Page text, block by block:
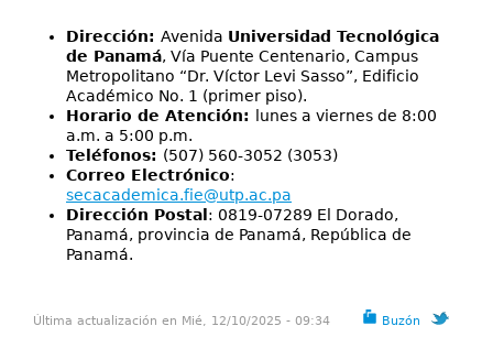
Dirección: Avenida Universidad Tecnológica
de Panamá, Vía Puente Centenario, Campus
Metropolitano “Dr. Víctor Levi Sasso”, Edificio
Académico No. 1 (primer piso).
Horario de Atención:
lunes a viernes de 8:00
a.m. a 5:00 p.m.
Teléfonos: (507) 560-3052 (3053)
Correo Electrónico:
secacademica.fie@utp.ac.pa
Dirección Postal : 0819-07289 El Dorado,
Panamá, provincia de Panamá, República de
Panamá.
Buzón
Última actualización en Mié, 12/10/2025 - 09:34